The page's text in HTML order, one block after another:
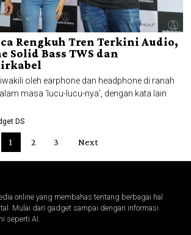
Rengkuh Tren Terkini Audio,
Solid Bass TWS dan
oleh earphone dan headphone di ranah
masa ‘lucu-lucu-nya’, dengan kata lain
DS
1 2 3 Next
online yang membahas tentang berbagai hal
Mulai dari gadget sampai dengan informasi
seperti AI.